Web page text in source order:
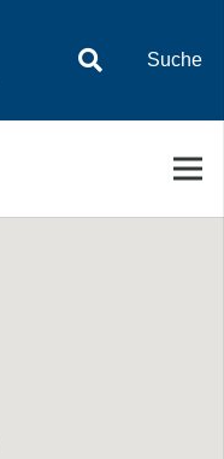
Suche